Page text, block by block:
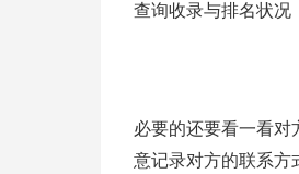
查询收录与排名状况
必要的还要看一看对
意记录对方的联系方